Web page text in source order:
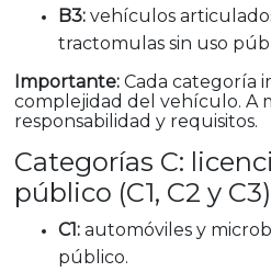
B3:vehículos
tractomulas sin uso
Importante: Cada categoría
complejidad del vehículo. A
responsabilidad y requisitos.
Categorías C:
público (C1, C2 y C3)
C1:automóviles y
público.